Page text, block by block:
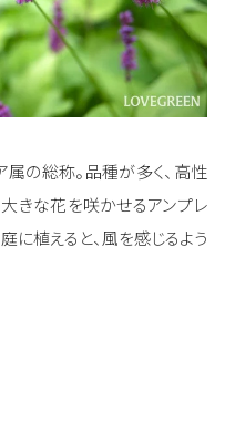
の総称。品種が多く、高性
きな花を咲かせるアンプレ
に植えると、風を感じるよう